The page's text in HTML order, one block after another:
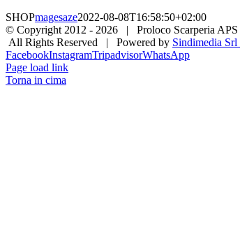
SHOPmagesaze2022-08-08T16:58:50+02:00
© Copyright 2012 - 2026 | Proloco Scarperia APS
All Rights Reserved | Powered by Sindimedia Srl
FacebookInstagramTripadvisorWhatsApp
Page load link
Torna in cima